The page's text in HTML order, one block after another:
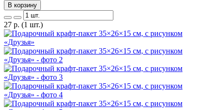
В корзину
27 р. (1 шт.)